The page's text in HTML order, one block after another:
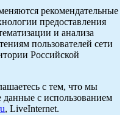
рекомендательные
предоставления
и анализа
пользователей сети
Российской
с тем, что мы
с использованием
, LiveInternet.